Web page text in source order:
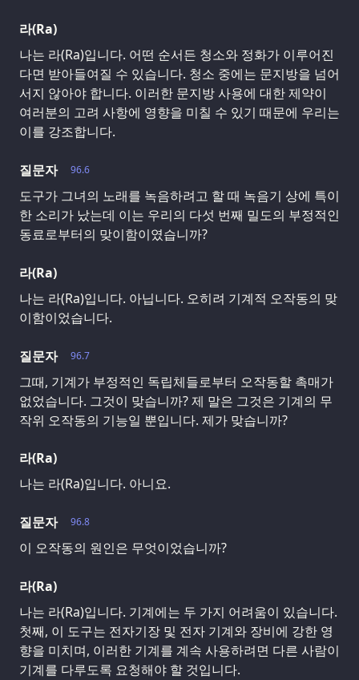
라(Ra)
나는 라(Ra)입니다. 어떤 순서든 청소와 정화가 이루어진
다면 받아들여질 수 있습니다. 청소 중에는 문지방을 넘어
서지 않아야 합니다. 이러한 문지방 사용에 대한 제약이
여러분의 고려 사항에 영향을 미칠 수 있기 때문에 우리는
이를 강조합니다.
96.6
질문자
도구가 그녀의 노래를 녹음하려고 할 때 녹음기 상에 특이
한 소리가 났는데 이는 우리의 다섯 번째 밀도의 부정적인
동료로부터의 맞이함이였습니까?
라(Ra)
나는 라(Ra)입니다. 아닙니다. 오히려 기계적 오작동의 맞
이함이었습니다.
96.7
질문자
그때, 기계가 부정적인 독립체들로부터 오작동할 촉매가
없었습니다. 그것이 맞습니까? 제 말은 그것은 기계의 무
작위 오작동의 기능일 뿐입니다. 제가 맞습니까?
라(Ra)
나는 라(Ra)입니다. 아니요.
96.8
질문자
이 오작동의 원인은 무엇이었습니까?
라(Ra)
나는 라(Ra)입니다. 기계에는 두 가지 어려움이 있습니다.
첫째, 이 도구는 전자기장 및 전자 기계와 장비에 강한 영
향을 미치며, 이러한 기계를 계속 사용하려면 다른 사람이
기계를 다루도록 요청해야 할 것입니다.